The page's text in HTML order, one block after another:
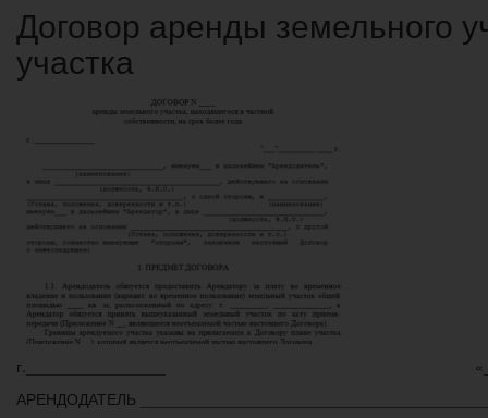
Договор аренды земельного
участка
г.________________ «__»
АРЕНДОДАТЕЛЬ